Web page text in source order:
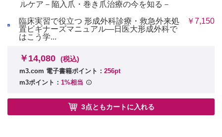
ルケア－陥入爪・巻き爪治療の今を知る－
臨床実習で役立つ 形成外科診療・救急外来処
置ビギナーズマニュアル―日医大形成外科で
はこう学...
￥7,150
￥14,080 (税込)
m3.com 電子書籍ポイント： 256pt
m3ポイント： 1%相当
3点ともカートに入れる